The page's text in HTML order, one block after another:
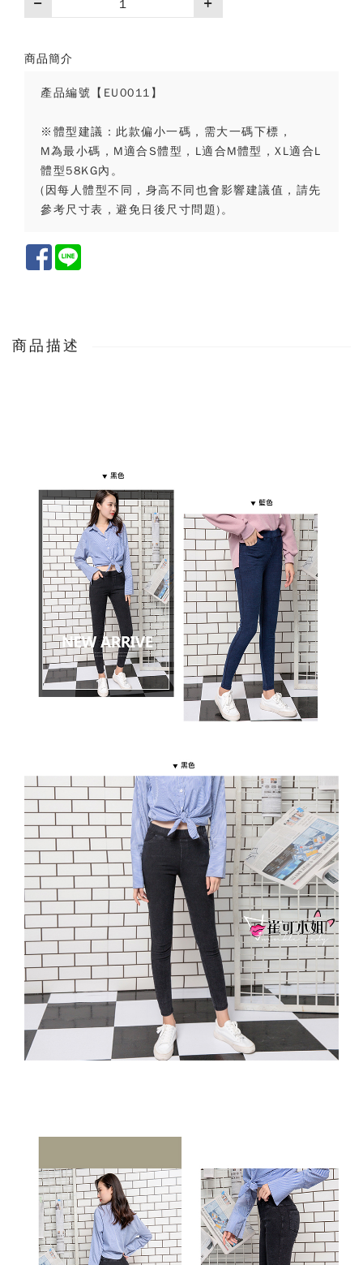
商品簡介
產品編號【EU0011】
※體型建議：此款偏小一碼，需大一碼下標，
M為最小碼，M適合S體型，L適合M體型，XL適合L
體型58KG內。
(因每人體型不同，身高不同也會影響建議值，請先
參考尺寸表，避免日後尺寸問題)。
Facebook
商品描述